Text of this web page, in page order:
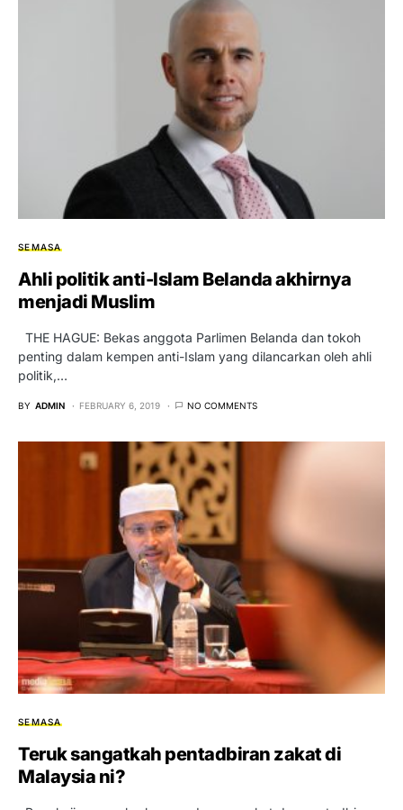
SEMASA
Ahli politik anti-Islam Belanda akhirnya
menjadi Muslim
THE HAGUE: Bekas anggota Parlimen Belanda dan tokoh
penting dalam kempen anti-Islam yang dilancarkan oleh ahli
politik,…
BY ADMIN FEBRUARY 6, 2019 NO COMMENTS
SEMASA
Teruk sangatkah pentadbiran zakat di
Malaysia ni?